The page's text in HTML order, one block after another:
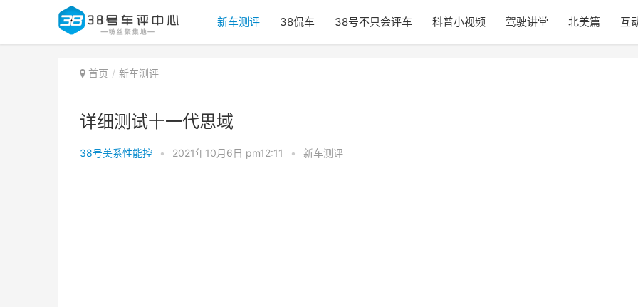
新车测评 38侃车 38号不只会评车 科普小视频 驾驶讲堂 北美篇 互
首页 新车测评
详细测试十一代思域
38号美系性能控 • 2021年10月6日 pm12:11 • 新车测评